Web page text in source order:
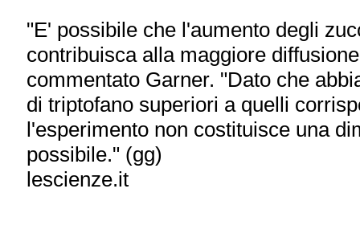
"E' possibile che l'aumento degli
contribuisca alla maggiore
commentato Garner. "Dato che
di triptofano superiori a quelli
l'esperimento non costituisce una
possibile." (gg)
lescienze.it